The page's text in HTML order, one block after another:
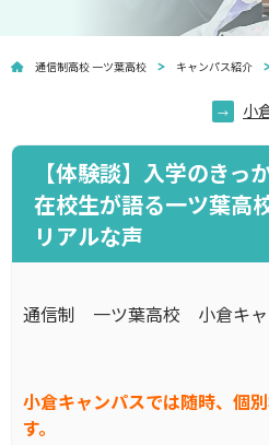
通信制高校 一ツ葉高校 キャンパス紹介
小
【体験談】入学のきっ
在校生が語る一ツ葉高
リアルな声
通信制 一ツ葉高校 小倉キャ
小倉キャンパスでは随時、個
す。